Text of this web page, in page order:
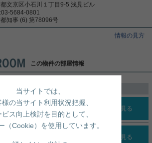
文京区小石川１丁目9-5 浅見ビル
5684-0801
知事 (6) 第78096号
情報の見方
この物件の部屋情報
過去に掲載したお部屋
詳細を見る
詳細を見る
当サイトでは、
様の当サイト利用状況把握、
ビス向上検討を目的として、
（Cookie）を使用しています。